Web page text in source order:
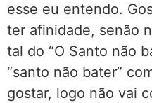
esse eu entendo.
ter afinidade, senão
tal do “O Santo não
“santo não bater”
gostar, logo não vai